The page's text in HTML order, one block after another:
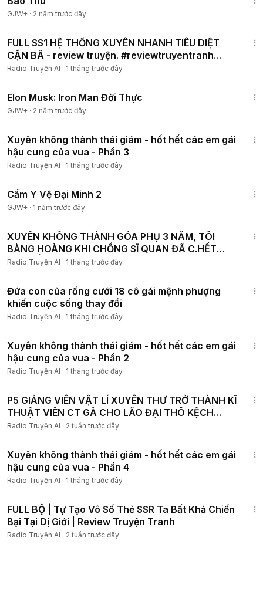
GJW+ · 2 năm trước đây
FULL SS1 HỆ THỐNG XUYÊN NHANH TIÊU DIỆT
CẶN BÃ - review truyện. #reviewtruyentranh
#nucuong
Radio Truyện AI · 1 tháng trước đây
Elon Musk: Iron Man Đời Thực
GJW+ · 2 năm trước đây
Xuyên không thành thái giám - hốt hết các em gái
hậu cung của vua - Phần 3
Radio Truyện AI · 1 tháng trước đây
Cẩm Y Vệ Đại Minh 2
GJW+ · 1 năm trước đây
XUYÊN KHÔNG THÀNH GÓA PHỤ 3 NĂM, TÔI
BÀNG HOÀNG KHI CHỒNG SĨ QUAN ĐÃ C.HẾT
TRỞ VỀ P3
Radio Truyện AI · 1 tháng trước đây
Đứa con của rồng cưới 18 cô gái mệnh phượng
khiến cuộc sống thay đổi
Radio Truyện AI · 1 tháng trước đây
Xuyên không thành thái giám - hốt hết các em gái
hậu cung của vua - Phần 2
Radio Truyện AI · 1 tháng trước đây
P5 GIẢNG VIÊN VẬT LÍ XUYÊN THƯ TRỞ THÀNH KĨ
THUẬT VIÊN CT GẢ CHO LÃO ĐẠI THÔ KỆCH
SỦNG VỢ TẬN TRỜI
Radio Truyện AI · 2 tuần trước đây
Xuyên không thành thái giám - hốt hết các em gái
hậu cung của vua - Phần 4
Radio Truyện AI · 1 tháng trước đây
FULL BỘ | Tự Tạo Vô Số Thẻ SSR Ta Bất Khả Chiến
Bại Tại Dị Giới | Review Truyện Tranh
Radio Truyện AI · 2 tuần trước đây